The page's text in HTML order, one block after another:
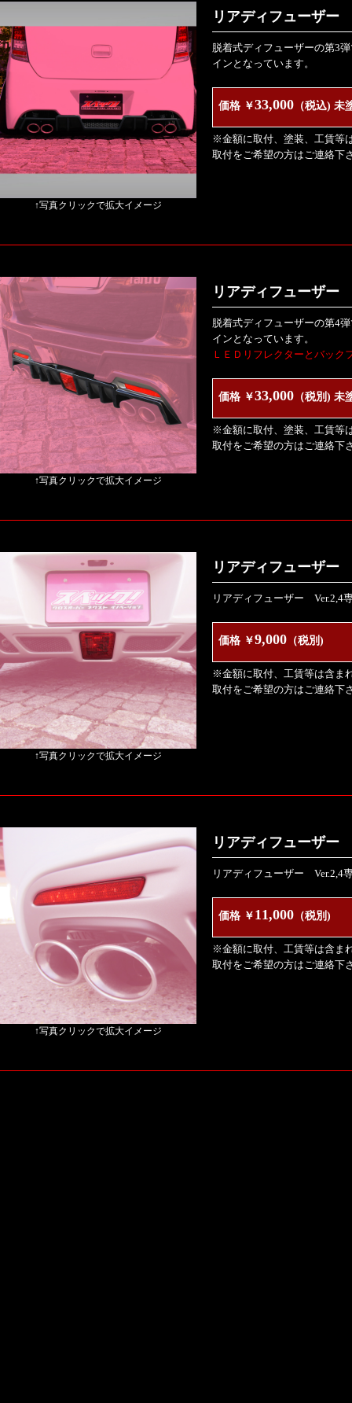
↑写真クリックで拡大イメージ
リアディフューザー
脱着式ディフューザーの第3
インとなっています。
価格 ￥33,000 （税込) 未
※金額に取付、塗装、工賃等
取付をご希望の方はご連絡下
↑写真クリックで拡大イメージ
リアディフューザー
脱着式ディフューザーの第4
インとなっています。
ＬＥＤリフレクターとバック
価格 ￥33,000 （税別) 未
※金額に取付、塗装、工賃等
取付をご希望の方はご連絡下
↑写真クリックで拡大イメージ
リアディフューザー
リアディフューザー Ver.2,4
価格 ￥9,000 （税別)
※金額に取付、工賃等は含ま
取付をご希望の方はご連絡下
↑写真クリックで拡大イメージ
リアディフューザー
リアディフューザー Ver.2,4
価格 ￥ 11,000 （税別)
※金額に取付、工賃等は含ま
取付をご希望の方はご連絡下